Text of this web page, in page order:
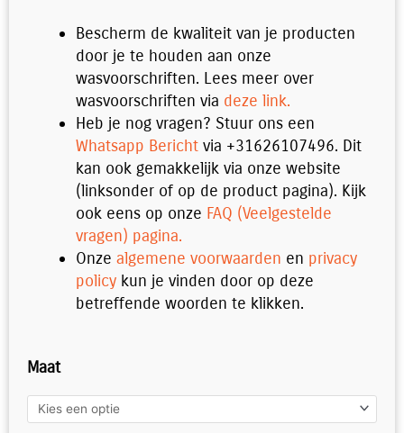
Bescherm de kwaliteit van je producten
door je te houden aan onze
wasvoorschriften. Lees meer over
wasvoorschriften via deze link.
Heb je nog vragen? Stuur ons een
Whatsapp Bericht via +31626107496. Dit
kan ook gemakkelijk via onze website
(linksonder of op de product pagina). Kijk
ook eens op onze FAQ (Veelgestelde
vragen) pagina.
Onze algemene voorwaarden en privacy
policy kun je vinden door op deze
betreffende woorden te klikken.
Maat
Polo
aantal